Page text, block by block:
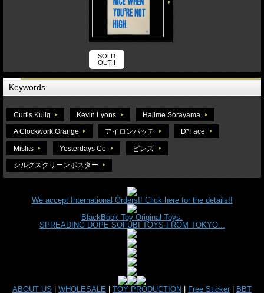
SOLD
OUT!!
Keywords
Curtis Kulig Kevin Lyons Hajime Sorayama
A Clockwork Orange アイロンパッチ D*Face
Misfits Yesterdays Co ピンズ
シルクスクリーンポスター
We accept International Orders!! Click here for the details!!
BlackBook Toy Original Toys.
SPREADING DOPE SOFUBI TOYS FROM TOKYO...
ABOUT US WHOLESALE TOY PRODUCTION Free Sticker
BBT